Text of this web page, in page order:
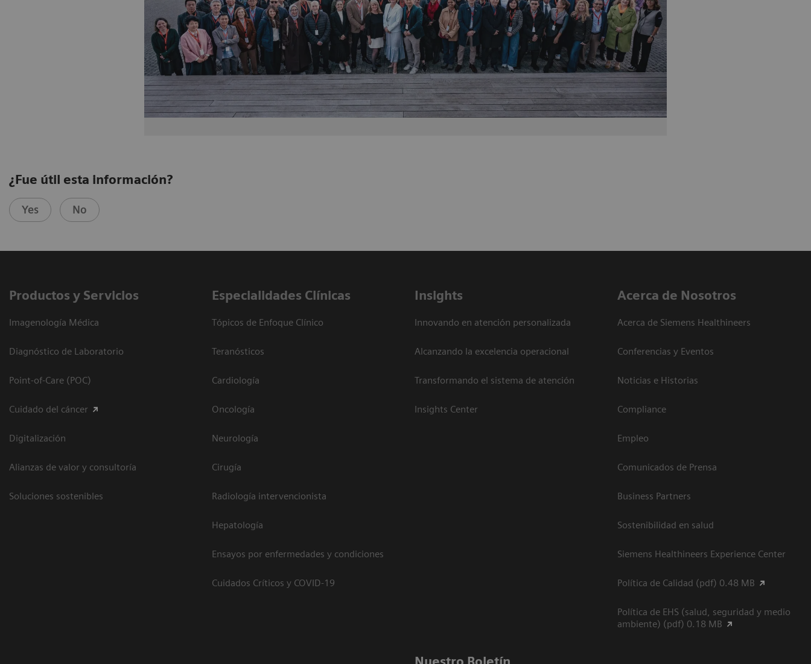
¿Fue útil esta información?
Yes No
Productos y Servicios
Imagenología Médica
Diagnóstico de Laboratorio
Point-of-Care (POC)
Cuidado del cáncer
Digitalización
Alianzas de valor y consultoría
Soluciones sostenibles
Especialidades Clínicas
Tópicos de Enfoque Clínico
Teranósticos
Cardiología
Oncología
Neurología
Cirugía
Radiología intervencionista
Hepatología
Ensayos por enfermedades y condiciones
Cuidados Críticos y COVID-19
Insights
Innovando en atención personalizada
Alcanzando la excelencia operacional
Transformando el sistema de atención
Insights Center
Acerca de Nosotros
Acerca de Siemens Healthineers
Conferencias y Eventos
Noticias e Historias
Compliance
Empleo
Comunicados de Prensa
Business Partners
Sostenibilidad en salud
Siemens Healthineers Experience Center
Política de Calidad (pdf) 0.48 MB
Política de EHS (salud, seguridad y medio
ambiente) (pdf) 0.18 MB